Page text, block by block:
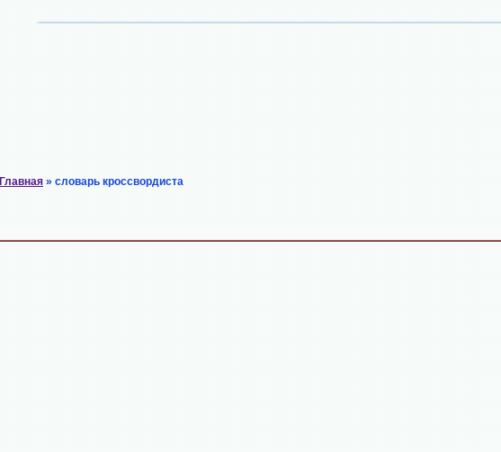
Главная » словарь кроссвордиста